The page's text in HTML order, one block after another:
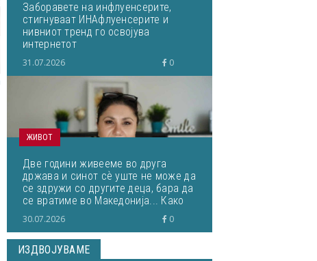
Заборавете на инфлуенсерите,
стигнуваат ИНАфлуенсерите и
нивниот тренд го освојува
интернетот
31.07.2026 0
ЖИВОТ
Две години живееме во друга
држава и синот сѐ уште не може да
се здружи со другите деца, бара да
се вратиме во Македонија... Како
да постапам?
30.07.2026 0
ИЗДВОЈУВАМЕ